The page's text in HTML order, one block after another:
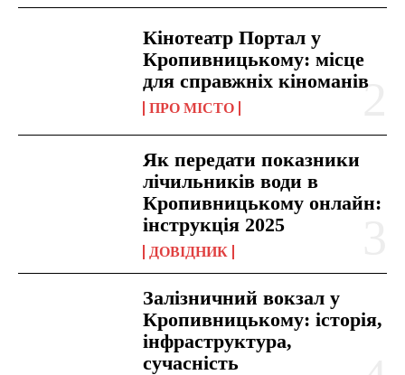
Кінотеатр Портал у
Кропивницькому: місце
для справжніх кіноманів
ПРО МІСТО
Як передати показники
лічильників води в
Кропивницькому онлайн:
інструкція 2025
ДОВІДНИК
Залізничний вокзал у
Кропивницькому: історія,
інфраструктура,
сучасність